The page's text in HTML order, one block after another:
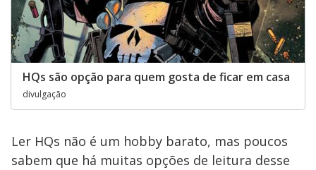
HQs são opção para quem gosta de ficar em casa
divulgação
Ler HQs não é um hobby barato, mas poucos
sabem que há muitas opções de leitura desse